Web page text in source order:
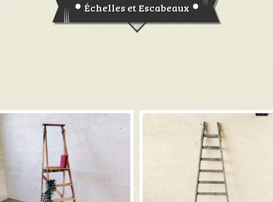
Échelles et Escabeaux